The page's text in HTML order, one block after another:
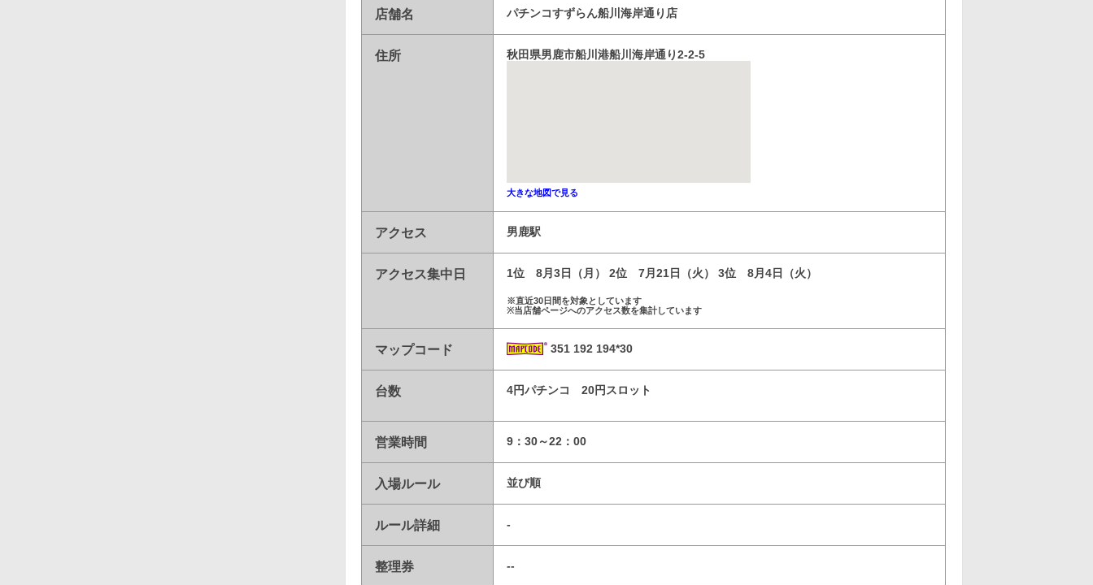
店舗名 パチンコすずらん船川海岸通り店
住所 秋田県男鹿市船川港船川海岸通り2-2-5
大きな地図で見る
アクセス 男鹿駅
アクセス集中日 1位 8月3日（月） 2位 7月21日（火） 3位 8月4日（火）
※直近30日間を対象としています
※当店舗ページへのアクセス数を集計しています
マップコード 351 192 194*30
台数 4円パチンコ 20円スロット
営業時間 9：30～22：00
入場ルール 並び順
ルール詳細 -
整理券 --